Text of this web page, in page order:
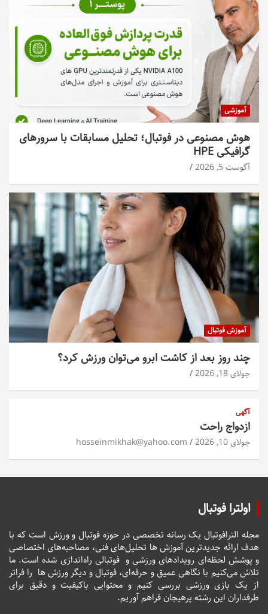
آموزشی
هوش مصنوعی در فوتبال؛ تحلیل مسابقات با سرورهای
گرافیکی HPE
آگوست 5, 2026
آموزش فوتبال
چند روز بعد از کاشت ابرو می‌توان ورزش کرد؟
جولای 18, 2026
آگهی
ازدواج راحت
جولای 10, 2026 hosseinmikhak@yahoo.com
اولترا فوتبال
مجله الترافوتبال یک رسانه تخصصی در حوزه فوتبال و ورزش است که با
هدف ارائه جدیدترین آموزش ها تحلیل‌های فنی، مصاحبه‌های اختصاصی
و پوشش لحظه‌ای رویدادهای ورزشی و فوتبالی راه‌اندازی شده است. ما
تلاش می‌کنیم با نگاهی عمیق و حرفه‌ای، فوتبال و دیگر ورزش ها را فراتر
از یک بازی ورزشی بررسی کنیم و محتوایی باکیفیت و دقیق برای
طرفداران این رشته پرهیجان فراهم آوریم.